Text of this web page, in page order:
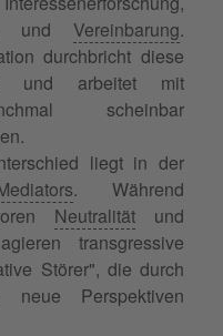
und Vereinbarung.
durchbricht diese
und arbeitet mit
scheinbar
liegt in der
. Während
Neutralität und
transgressive
Störer", die durch
neue Perspektiven